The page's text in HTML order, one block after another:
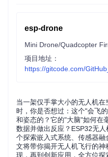
esp-drone
项目地址：
https://gitcode.com/
当一架仅手掌大小的无人机
时，你是否想过：这个"会飞
和姿态的？它的"大脑"如何在
数据并做出反应？ESP32无
个探索嵌入式系统、传感器
文将带你揭开无人机飞行的
现，再到创新应用，全方位探